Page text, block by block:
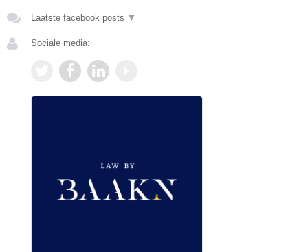
Laatste facebook posts ▼
Sociale media: